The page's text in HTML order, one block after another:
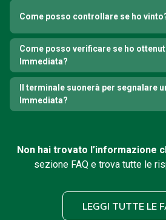
Come posso controllare se ho
Come posso verificare se ho
Immediata?
Il terminale suonerà per segnalare
Immediata?
Non hai trovato l’informazione
sezione FAQ e trova tutte le
LEGGI TUTTE LE